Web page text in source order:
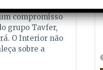
compromisso
grupo Tavfer,
O Interior não
sobre a